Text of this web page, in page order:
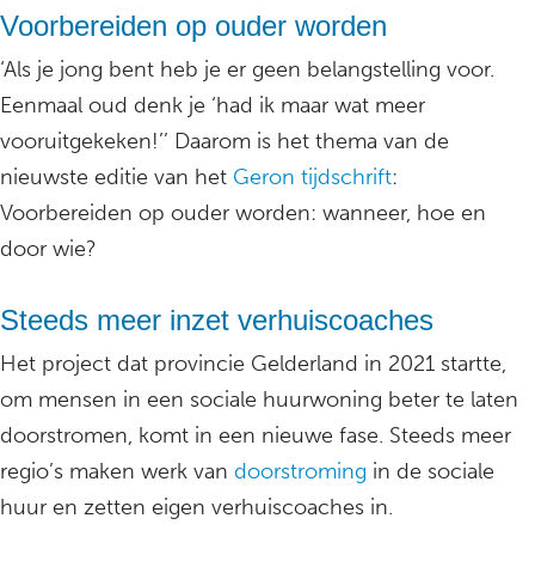
Voorbereiden op ouder worden
‘Als je jong bent heb je er geen belangstelling voor.
Eenmaal oud denk je ‘had ik maar wat meer
vooruitgekeken!’’ Daarom is het thema van de
nieuwste editie van het Geron tijdschrift:
Voorbereiden op ouder worden: wanneer, hoe en
door wie?
Steeds meer inzet verhuiscoaches
Het project dat provincie Gelderland in 2021 startte,
om mensen in een sociale huurwoning beter te laten
doorstromen, komt in een nieuwe fase. Steeds meer
regio’s maken werk van doorstroming in de sociale
huur en zetten eigen verhuiscoaches in.